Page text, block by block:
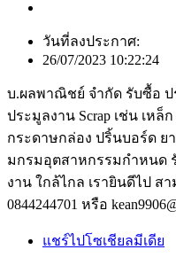
วันที่ลงประกาศ:
26/07/2023 10:22:24
บ.ผลพาณิชย์ จำกัด รับซื้อ ป
ประมูลงาน Scrap เช่น เห
กระดาษกล่อง ปริ้นบอร์ด ย
มกรมอุตสาหกรรมกำหนด
งาน ใกล้ไกล เรายินดีไป
0844244701 หรือ
แชร์ไปโซเชียลมีเดีย